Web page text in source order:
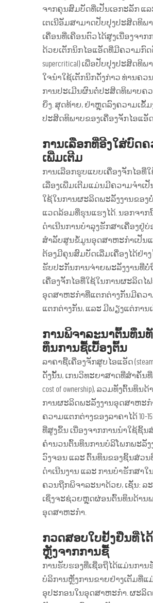
ຈາກຄຸນສົມບັດທີ່ເປັນເອກະລັກ ແ
ເຕເນີອັມສາມາດປັບປຸງປະສິດທິພ
ເຄື່ອນທີ່ເຄືອນຕົວໄດ້ສູງເນື່ອງຈາ
ດ້ວຍເຕັກນິກໄອແອັດທີ່ມີຄວາມກົດດັ
supercritical) ເພື່ອປັບປຸງປະສິດ
ໃຈນຳໃຊ້ເຕັກນິກດັ່ງກ່າວ ທ່ານຄ
ການປະເມີນຜົນຕໍ່ປະສິດທິພາບຄ
ຍິ່ງ. ສຸດທ້າຍ, ຢ່າຫຼຸດລົງຄວາມເຂັ້
ປະສິດທິພາບຂອງເຄື່ອງຈັກໄອແອັ
ການເລືອກທີ່ອີງໃສ່ບົດ
ເພີ່ມເຕີມ
ການເລືອກຮູບແບບເຄື່ອງຈັກໄອ
ເລື່ອງເພີ່ມເຕີມແມ່ນມີຄວາມຈຳເ
ໃຊ້ໃນການຜະລິດພະລັງງານຂອ
ແວດລ້ອມທີ່ຮຸນແຮງໄດ້. ນອກຈາກ
ດຳເນີນການບໍາລຸງຮັກສາເຄື່ອງຢູ່
ສຳລັບສູນຂໍ້ມູນອຸດສາຫະກຳເປັນແ
ຕ້ອງມີຄຸນສົມບັດເລີ່ມເຄື່ອງໄດ້ຢ່າງ
ຮັບປະກັນການຈ່າຍພະລັງງານທີ່
ເຄື່ອງຈັກໄອທີ່ໃຊ້ໃນການຜະລິດໄ
ອຸດສາຫະກຳທີ່ແຕກຕ່າງກັນມີຄວ
ແຕກຕ່າງກັນ, ແລະ ມີພຽງແຕ່ກາ
ການພິຈາລະນາຕົ້ນທຶນທັງ
ທຶນການຊື້ເບື້ອງຕົ້ນ
ລາຄາຊື້ເຄື່ອງຈັກສູບໄອແອັດ
ດັ່ງນັ້ນ, ເກນວິທະຍາສາດທີ່ສຳຄັນ
cost of ownership), ລວມທັງຕົ້ນ
ການຜະລິດພະລັງງານອຸດສາຫະ
ຄວາມແຕກຕ່າງຂອງລາຄາໄດ້
ທີ່ສູງຂຶ້ນ ເນື່ອງຈາກການນຳໃຊ້ຊິ້ນ
ຄຳນວນຕົ້ນທຶນການບໍລິໂພກພະລັງ
ວົງຈອນ ແລະ ຕົ້ນທຶນຂອງຊິ້ນສ່ວນ
ດຳເນີນງານ ແລະ ການບໍາຮັກສາ
ຄວນຖືກພິຈາລະນາດ້ວຍ, ເຊັ່ນ: ລະບົ
ເຊິ່ງຈະຊ່ວຍຫຼຸດຜ່ອນຕົ້ນທຶນດ້ານ
ອຸດສາຫະກຳ.
ກວດສອບໃບຢັ້ງຢືນທີ່ໄ
ຫຼັງຈາກການຊື້
ການຮັບຮອງທີ່ເຊື່ອຖືໄດ້ແມ່ນການ
ບໍລິການຫຼັງການຂາຍຢ່າງເຕັມທີ່ແ
ອຸປະກອນໃນອຸດສາຫະກຳ. ຜະລິ